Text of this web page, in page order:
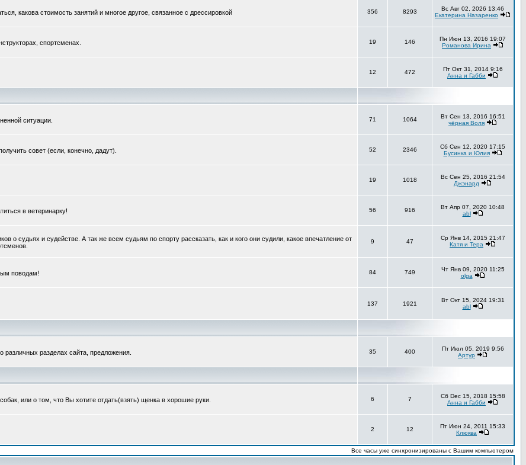
какова стоимость занятий и многое другое, связанное с дрессировкой 356 8293
Вс Авг 02, 2026 13:46
Екатерина Назаренко
спортсменах. 19 146
Пн Июн 13, 2016 19:07
Романова Ирина
12 472
Пт Окт 31, 2014 9:16
Анна и Габби
ситуации. 71 1064
Вт Сен 13, 2016 16:51
чёрная Воля
совет (если, конечно, дадут). 52 2346
Сб Сен 12, 2020 17:15
Бусинка и Юлия
19 1018
Вс Сен 25, 2016 21:54
Джэнард
в ветеринарку! 56 916
Вт Апр 07, 2020 10:48
abl
о судьях и судействе. А так же всем судьям по спорту рассказать, как и кого они судили, какое впечатление от
9 47
Ср Янв 14, 2015 21:47
Катя и Тера
поводам! 84 749
Чт Янв 09, 2020 11:25
olga
137 1921
Вт Окт 15, 2024 19:31
abl
разделах сайта, предложения. 35 400
Пт Июл 05, 2019 9:56
Артур
или о том, что Вы хотите отдать(взять) щенка в хорошие руки. 6 7
Сб Dec 15, 2018 15:58
Анна и Габби
2 12
Пт Июн 24, 2011 15:33
Клюква
Все часы уже синхронизированы с Вашим компьютером